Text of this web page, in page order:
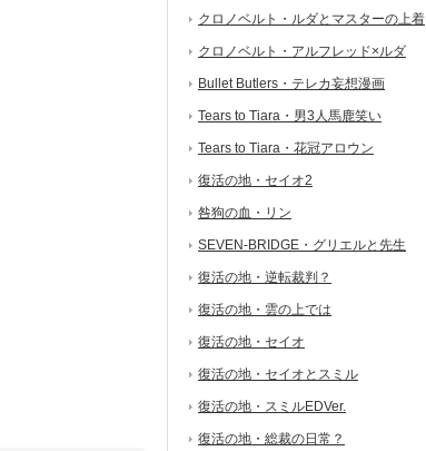
クロノベルト・ルダとマスターの上着
クロノベルト・アルフレッド×ルダ
Bullet Butlers・テレカ妄想漫画
Tears to Tiara・男3人馬鹿笑い
Tears to Tiara・花冠アロウン
復活の地・セイオ2
咎狗の血・リン
SEVEN-BRIDGE・グリエルと先生
復活の地・逆転裁判？
復活の地・雲の上では
復活の地・セイオ
復活の地・セイオとスミル
復活の地・スミルEDVer.
復活の地・総裁の日常？